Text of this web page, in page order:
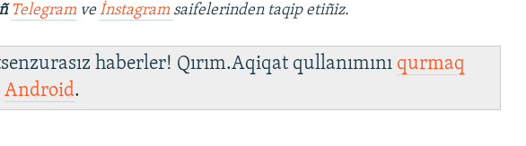
Telegram veİnstagram saifelerinden taqip etiñiz.
haberler! Qırım.Aqiqat qullanımını qurmaq
Android.